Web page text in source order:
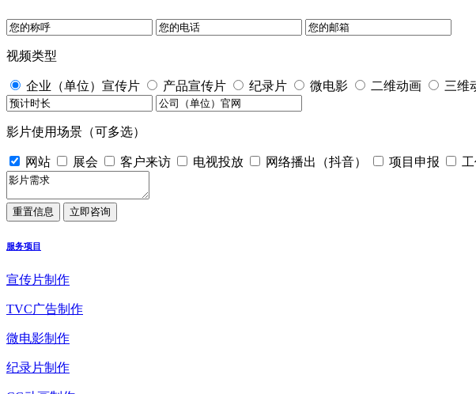
视频类型
企业（单位）宣传片 产品宣传片 纪录片 微电影 二维动画 三维
影片使用场景（可多选）
网站 展会 客户来访 电视投放 网络播出（抖音） 项目申报
服务项目
宣传片制作
TVC广告制作
微电影制作
纪录片制作